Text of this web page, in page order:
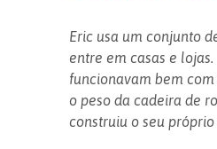
Eric usa um conjunto
entre em casas e
funcionavam bem
o peso da cadeira de
construiu o seu